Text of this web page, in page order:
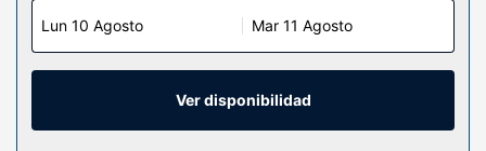
Aprovecha los prácticos servicios que se te ofrecen, como
Hay un aparcamiento sin asistencia gratuito disponible.
Lun 10 Agosto Mar 11 Agosto
Ver disponibilidad